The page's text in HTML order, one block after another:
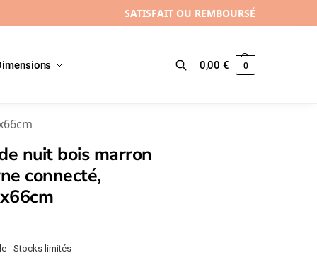
SATISFAIT OU REMBOURSÉ
Recherche 0,00€ 0
nuit bois marron
connecté,
- Stocks limités